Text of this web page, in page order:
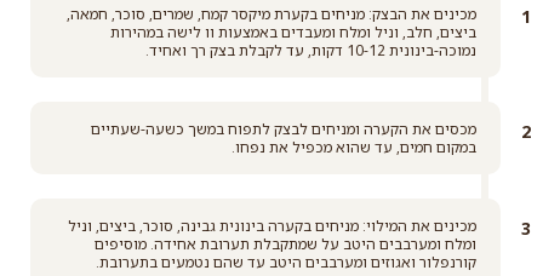
קרא עוד
מכינים את הבצק: מניחים בקערת מיקסר קמח, שמרים, סוכר, חמאה,
ביצים, חלב, וניל ומלח ומעבדים באמצעות וו לישה במהירות
נמוכה-בינונית 10-12 דקות, עד לקבלת בצק רך ואחיד.
מכסים את הקערה ומניחים לבצק לתפוח במשך כשעה-שעתיים
במקום חמים, עד שהוא מכפיל את נפחו.
מכינים את המילוי: מניחים בקערה בינונית גבינה, סוכר, ביצים, וניל
ומלח ומערבבים היטב על שמתקבלת תערובת אחידה. מוסיפים
קורנפלור ואגוזים ומערבבים היטב עד שהם נטמעים בתערובת.